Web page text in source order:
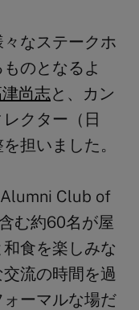
なステークホ
のとなるよ
尚志と、カン
クター（日
担いました。
Club of
む約60名が屋
食を楽しみな
流の時間を過
ーマルな場だ